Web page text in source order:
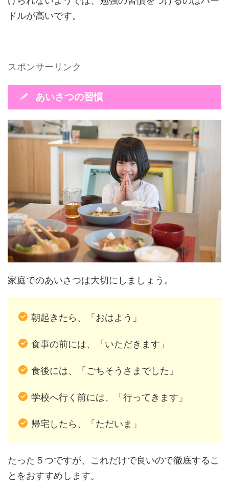
ドルが高いです。
スポンサーリンク
あいさつの習慣
家庭でのあいさつは大切にしましょう。
朝起きたら、「おはよう」
食事の前には、「いただきます」
食後には、「ごちそうさまでした」
学校へ行く前には、「行ってきます」
帰宅したら、「ただいま」
たった５つですが、これだけで良いので徹底するこ
とをおすすめします。